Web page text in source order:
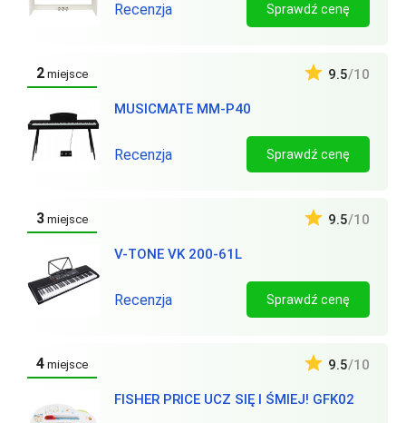
Recenzja Sprawdź cenę
2 miejsce
MUSICMATE MM-P40
9.5/10
Recenzja Sprawdź cenę
3 miejsce
V-TONE VK 200-61L
9.5/10
Recenzja Sprawdź cenę
4 miejsce
FISHER PRICE UCZ SIĘ I ŚMIEJ! GFK02
9.5/10